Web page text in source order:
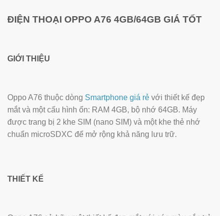
ĐIỆN THOẠI OPPO A76 4GB/64GB GIÁ TỐT
GIỚI THIỆU
Oppo A76 thuộc dòng Smartphone giá rẻ với thiết kế đẹp
mắt và một cấu hình ổn: RAM 4GB, bộ nhớ 64GB. Máy
được trang bị 2 khe SIM (nano SIM) và một khe thẻ nhớ
chuẩn microSDXC để mở rộng khả năng lưu trữ.
THIẾT KẾ